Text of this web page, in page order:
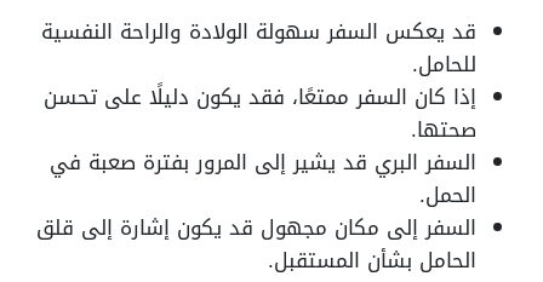
قد يعكس السفر سهولة الولادة والراحة النفسية
للحامل.
إذا كان السفر ممتعًا، فقد يكون دليلًا على تحسن
صحتها.
السفر البري قد يشير إلى المرور بفترة صعبة في
الحمل.
السفر إلى مكان مجهول قد يكون إشارة إلى قلق
الحامل بشأن المستقبل.